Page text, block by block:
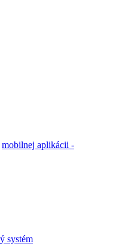
mobilnej aplikácii -